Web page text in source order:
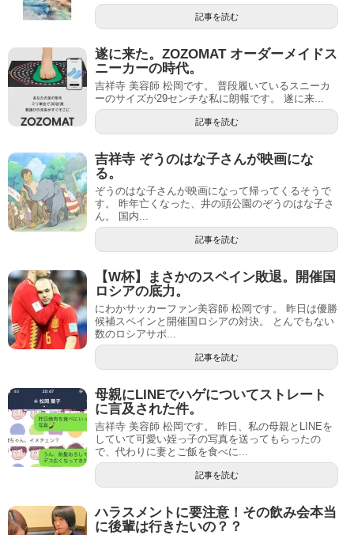
記事を読む
遂に来た。ZOZOMAT オーダーメイドス
ニーカーの時代。
吉祥寺 美容師 松岡です。 普段履いているスニーカ
ーのサイズが29センチな私に朗報です。 遂に来...
記事を読む
吉祥寺 ぞうのはな子さんが映画にな
る。
ぞうのはな子さんが映画になって帰ってくるそうで
す。 昨年亡くなった、井の頭公園のぞうのはな子さ
ん。 国内...
記事を読む
【W杯】まさかのスペイン敗退。開催国
ロシアの底力。
にわかサッカーファン美容師 松岡です。 昨日は優勝
候補スペインと開催国ロシアの対決。 とんでもない
数のロシアサポ...
記事を読む
母親にLINEでハゲについてストレート
に言及された件。
吉祥寺 美容師 松岡です。 昨日、私の母親とLINEを
していて可愛い姪っ子の写真を送ってもらったの
で、代わりに妻とご飯を食べに...
記事を読む
ハラスメントに要注意！その飲み会本当
に後輩は行きたいの？？